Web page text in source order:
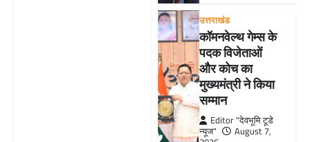
उत्तराखंड
कॉमनवेल्थ गेम्स के
पदक विजेताओं
और कोच का
मुख्यमंत्री ने किया
सम्मान
Editor "देवभूमि टूडे
न्यूज"
August 7,